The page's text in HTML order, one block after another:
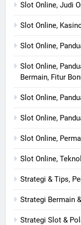
Slot Online, Judi
Slot Online,
Slot Online,
Slot Online,
Bermain, Fitur
Slot Online,
Slot Online,
Slot Online,
Slot Online,
Strategi & Tips,
Strategi Bermain
Strategi Slot &